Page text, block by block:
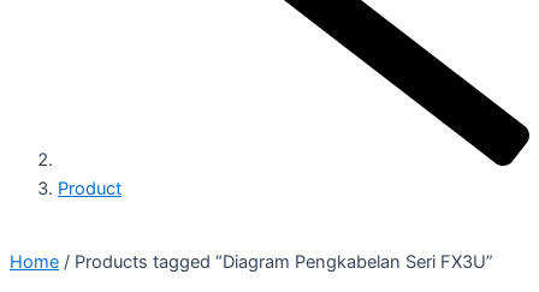
Product
Home / Products tagged “Diagram Pengkabelan Seri FX3U”